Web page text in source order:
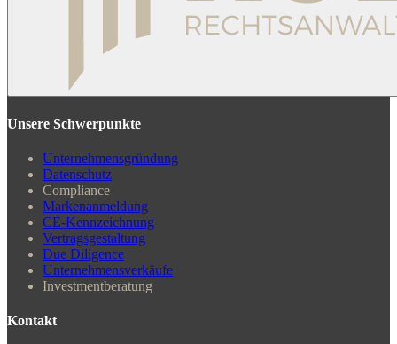
Unsere Schwerpunkte
Unternehmensgründung
Datenschutz
Compliance
Markenanmeldung
CE-Kennzeichnung
Vertragsgestaltung
Due Diligence
Unternehmensverkäufe
Investmentberatung
Kontakt